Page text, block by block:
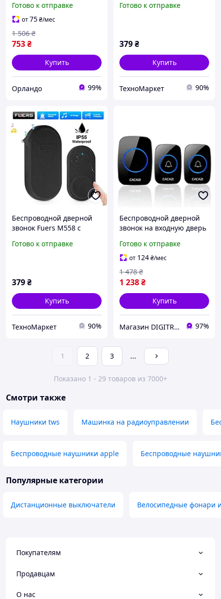
на дверь в квартиру, OLN
Готово к отправке
от75₴/мес
753₴
1 506 ₴
Купить
Орландо 99%
Белый
Готово к отправке
379₴
Купить
ТехноМаркет 90%
Беспроводной дверной
звонок Fuers M558 с
Чорный
Готово к отправке
379₴
Купить
ТехноМаркет 90%
Беспроводной дверной
звонок на входную дверь
Cacazi A21
Готово к отправке
от 124₴/мес
1 238₴
1 478 ₴
Купить
Магазин DIGITRON 97%
1 2 3 ...
Показано 1 - 29 товаров из 7000+
Смотри также
Наушники tws Машинка на радиоуправлении
Беспроводные наушники apple Беспроводные
Популярные категории
Дистанционные выключатели Велосипедные фонари
Покупателям
Продавцам
О нас